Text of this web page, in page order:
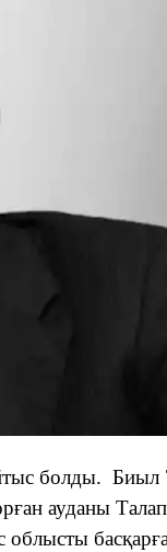
болды. Биыл
ауданы Талап
облысты